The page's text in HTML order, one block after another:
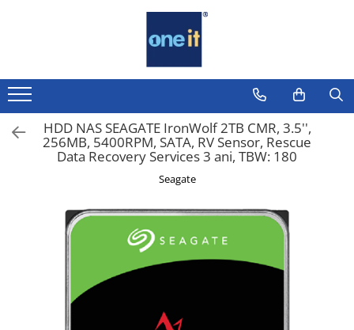
Laptop, Tablete & Telefoane
Laptop / Notebook
Notebook Consumer
Tablete & accesorii
Telefoane & accesorii
Smart Watch
HDD NAS SEAGATE IronWolf 2TB CMR, 3.5'',
256MB, 5400RPM, SATA, RV Sensor, Rescue
Data Recovery Services 3 ani, TBW: 180
Seagate